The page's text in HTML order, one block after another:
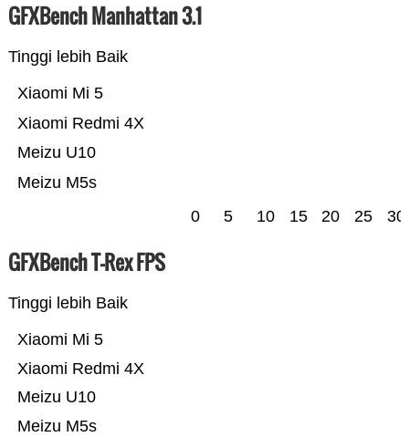
GFXBench Manhattan 3.1
Tinggi lebih Baik
Meizu M5s
Meizu U10
Xiaomi Redmi 4X
Xiaomi Mi 5
0 5 10 15 20 25 30
GFXBench T-Rex FPS
Tinggi lebih Baik
Meizu M5s
Meizu U10
Xiaomi Redmi 4X
Xiaomi Mi 5